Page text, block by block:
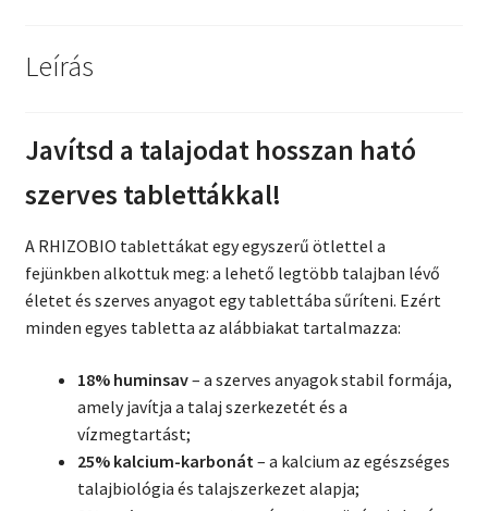
Leírás
Javítsd a talajodat hosszan ható
szerves tablettákkal!
A RHIZOBIO tablettákat egy egyszerű ötlettel a
fejünkben alkottuk meg: a lehető legtöbb talajban lévő
életet és szerves anyagot egy tablettába sűríteni. Ezért
minden egyes tabletta az alábbiakat tartalmazza:
18% huminsav– a szerves anyagok stabil formája,
amely javítja a talaj szerkezetét és a
vízmegtartást;
25% kalcium-karbonát – a kalcium az egészséges
talajbiológia és talajszerkezet alapja;